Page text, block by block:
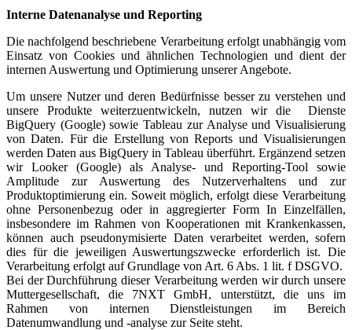
Interne Datenanalyse und Reporting
Die nachfolgend beschriebene Verarbeitung erfolgt unabhängig vom
Einsatz von Cookies und ähnlichen Technologien und dient der
internen Auswertung und Optimierung unserer Angebote.
Um unsere Nutzer und deren Bedürfnisse besser zu verstehen und
unsere Produkte weiterzuentwickeln, nutzen wir die Dienste
BigQuery (Google) sowie Tableau zur Analyse und Visualisierung
von Daten. Für die Erstellung von Reports und Visualisierungen
werden Daten aus BigQuery in Tableau überführt. Ergänzend setzen
wir Looker (Google) als Analyse- und Reporting-Tool sowie
Amplitude zur Auswertung des Nutzerverhaltens und zur
Produktoptimierung ein. Soweit möglich, erfolgt diese Verarbeitung
ohne Personenbezug oder in aggregierter Form In Einzelfällen,
insbesondere im Rahmen von Kooperationen mit Krankenkassen,
können auch pseudonymisierte Daten verarbeitet werden, sofern
dies für die jeweiligen Auswertungszwecke erforderlich ist. Die
Verarbeitung erfolgt auf Grundlage von Art. 6 Abs. 1 lit. f DSGVO.
Bei der Durchführung dieser Verarbeitung werden wir durch unsere
Muttergesellschaft, die 7NXT GmbH, unterstützt, die uns im
Rahmen von internen Dienstleistungen im Bereich
Datenumwandlung und -analyse zur Seite steht.